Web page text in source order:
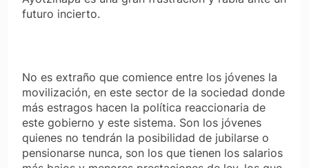
futuro incierto.
No es extraño que comience entre los jóvenes la
movilización, en este sector de la sociedad donde
más estragos hacen la política reaccionaria de
este gobierno y este sistema. Son los jóvenes
quienes no tendrán la posibilidad de jubilarse o
pensionarse nunca, son los que tienen los salarios